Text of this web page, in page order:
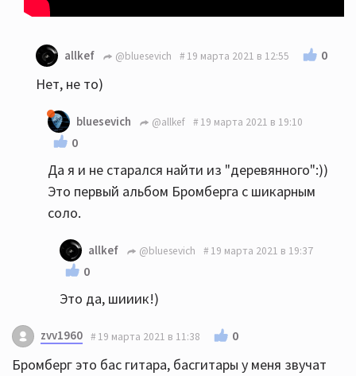
allkef @bluesevich 19 марта 2021 в 12:55 0
Нет, не то)
bluesevich @allkef 19 марта 2021 в 19:10
0
Да я и не старался найти из "деревянного":))
Это первый альбом Бромберга с шикарным
соло.
allkef @bluesevich 19 марта 2021 в 19:37
0
Это да, шииик!)
zvv1960 19 марта 2021 в 11:38 0
Бромберг это бас гитара, басгитары у меня звучат